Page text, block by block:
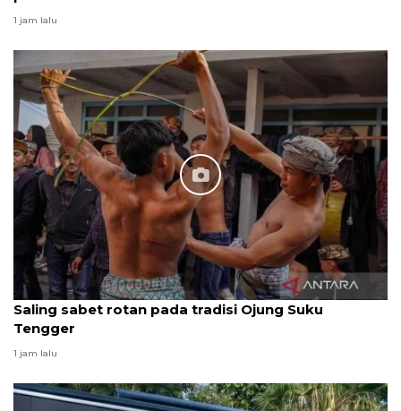
1 jam lalu
Saling sabet rotan pada tradisi Ojung Suku
Tengger
1 jam lalu